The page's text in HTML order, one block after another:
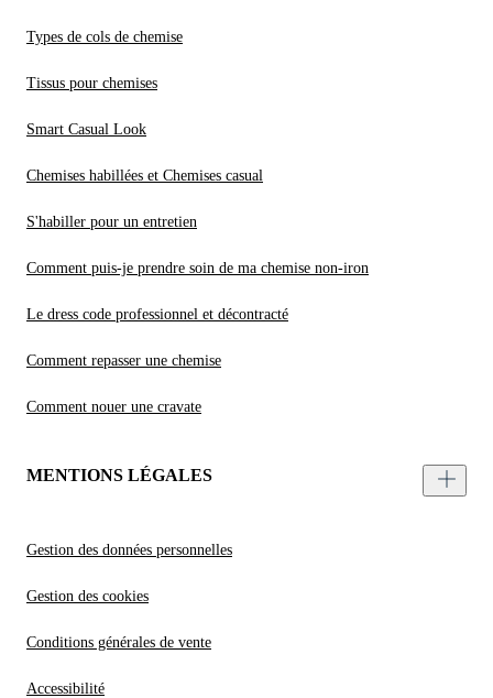
Types de cols de chemise
Tissus pour chemises
Smart Casual Look
Chemises habillées et Chemises casual
S'habiller pour un entretien
Comment puis-je prendre soin de ma chemise non-iron
Le dress code professionnel et décontracté
Comment repasser une chemise
Comment nouer une cravate
MENTIONS LÉGALES
Gestion des données personnelles
Gestion des cookies
Conditions générales de vente
Accessibilité